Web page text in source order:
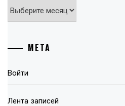
Архивы
МЕТА
Войти
Лента записей